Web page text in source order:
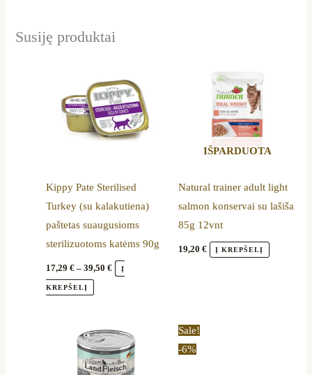
Susiję produktai
Kippy Pate Sterilised
Turkey (su kalakutiena)
paštetas suaugusioms
sterilizuotoms katėms 90g
17,29€ – 39,50€
17,29 €
through
39,50 €
Į
KREPŠELĮ
product
has
multiple
variants.
may
be
chosen
on
the
IŠPARDUOTA
Natural trainer adult light
salmon konservai su lašiša
85g 12vnt
19,20 € Į KREPŠELĮ
Sale!
-6%